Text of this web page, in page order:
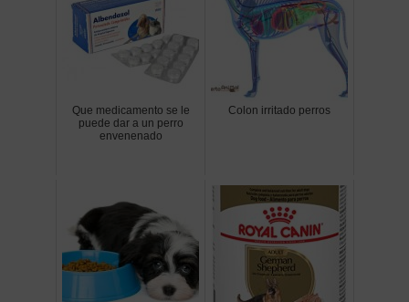
Que medicamento se le
puede dar a un perro
envenenado
Colon irritado perros